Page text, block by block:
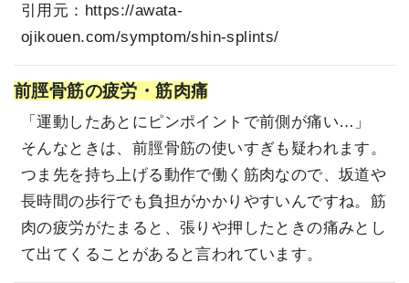
引用元： https://awata-
ojikouen.com/symptom/shin-splints/
前脛骨筋の疲労・筋肉痛
「運動したあとにピンポイントで前側が痛い…」
そんなときは、前脛骨筋の使いすぎも疑われます。
つま先を持ち上げる動作で働く筋肉なので、坂道や
長時間の歩行でも負担がかかりやすいんですね。筋
肉の疲労がたまると、張りや押したときの痛みとし
て出てくることがあると言われています。